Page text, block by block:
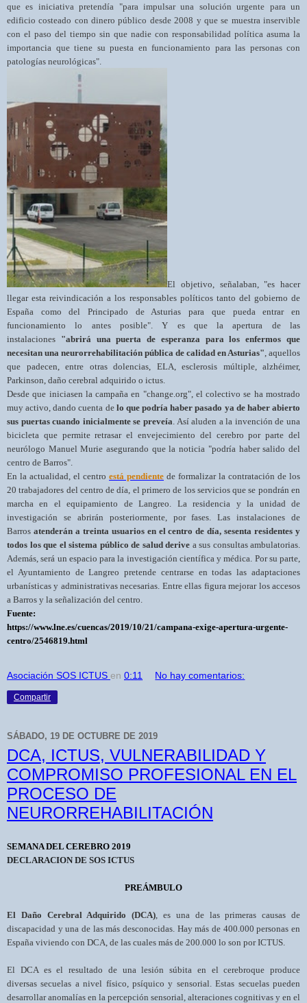
que es iniciativa pretendía "para impulsar una solución urgente para un
edificio costeado con dinero público desde 2008 y que se muestra inservible
con el paso del tiempo sin que nadie con responsabilidad política asuma la
importancia que tiene su puesta en funcionamiento para las personas con
patologías neurológicas".
El objetivo, señalaban, "es hacer
llegar esta reivindicación a los responsables políticos tanto del gobierno de
España como del Principado de Asturias para que pueda entrar en
funcionamiento lo antes posible". Y es que la apertura de las
instalaciones "abrirá una puerta de esperanza para los enfermos que
necesitan una neurorrehabilitación pública de calidad en Asturias" , aquellos
que padecen, entre otras dolencias, ELA, esclerosis múltiple, alzhéimer,
Parkinson, daño cerebral adquirido o ictus.
Desde que iniciasen la campaña en "change.org", el colectivo se ha mostrado
muy activo, dando cuenta de lo que podría haber pasado ya de haber abierto
sus puertas cuando inicialmente se preveía . Así aluden a la invención de una
bicicleta que permite retrasar el envejecimiento del cerebro por parte del
neurólogo Manuel Murie asegurando que la noticia "podría haber salido del
centro de Barros".
En la actualidad, el centro está pendiente de formalizar la contratación de los
20 trabajadores del centro de día, el primero de los servicios que se pondrán en
marcha en el equipamiento de Langreo. La residencia y la unidad de
investigación se abrirán posteriormente, por fases. Las instalaciones de
Barros atenderán a treinta usuarios en el centro de día, sesenta residentes y
todos los que el sistema público de salud derive a sus consultas ambulatorias.
Además, será un espacio para la investigación científica y médica. Por su parte,
el Ayuntamiento de Langreo pretende centrarse en todas las adaptaciones
urbanísticas y administrativas necesarias. Entre ellas figura mejorar los accesos
a Barros y la señalización del centro.
Fuente:
https://www.lne.es/cuencas/2019/10/21/campana-exige-apertura-urgente-
centro/2546819.html
Asociación SOS ICTUS en 0:11 No hay comentarios:
Compartir
SÁBADO, 19 DE OCTUBRE DE 2019
DCA, ICTUS, VULNERABILIDAD Y
COMPROMISO PROFESIONAL EN EL
PROCESO DE
NEURORREHABILITACIÓN
SEMANA DEL CEREBRO 2019
DECLARACION DE SOS ICTUS
PREÁMBULO
El Daño Cerebral Adquirido (DCA) , es una de las primeras causas de
discapacidad y una de las más desconocidas. Hay más de 400.000 personas en
España viviendo con DCA, de las cuales más de 200.000 lo son por ICTUS.
El DCA es el resultado de unalesión súbita en el cerebroque produce
diversassecuelas a nivel físico, psíquico y sensorial . Estas secuelas pueden
desarrollar anomalías en la percepción sensorial, alteraciones cognitivas y en el